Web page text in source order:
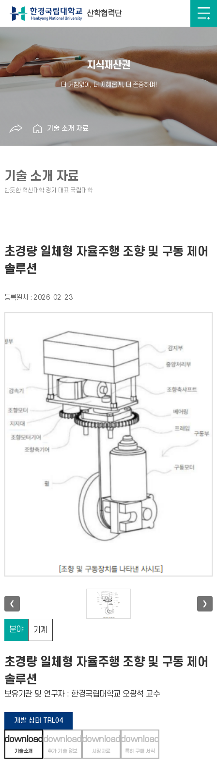
산학협력단
지식재산권
기술 소개 자료
기술 소개 자료
초경량 일체형 자율주행 조향 및 구동 제어
솔루션
등록일시 : 2026-02-23
❮ ❯
분야 기계
초경량 일체형 자율주행 조향 및 구동 제어
솔루션
보유기관 및 연구자 : 한경국립대학교 오광석 교수
개발 상태 TRL04
download
기술소개
download
추가 기술 정보
download
시장자료
download
특허 구매 서식